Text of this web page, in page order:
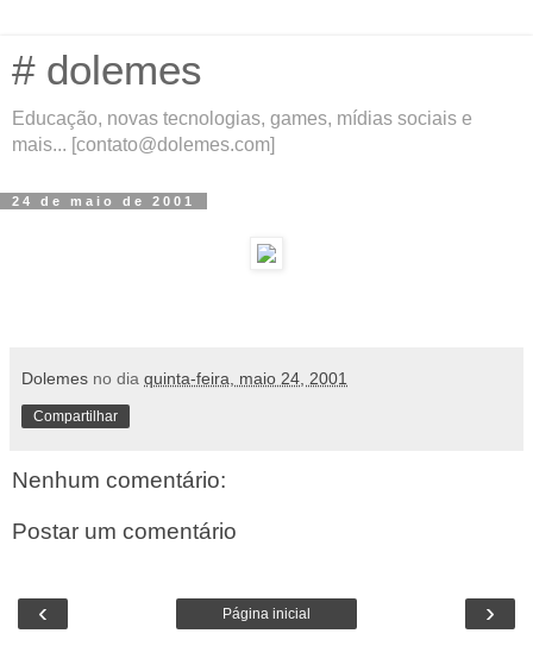
# dolemes
Educação, novas tecnologias, games, mídias sociais e
mais... [contato@dolemes.com]
24 de maio de 2001
Dolemes no dia quinta-feira, maio 24, 2001
Compartilhar
Nenhum comentário:
Postar um comentário
‹ ›
Página inicial